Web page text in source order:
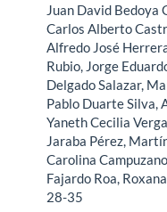
Juan David Bedoya
Carlos Alberto
Alfredo José
Rubio, Jorge
Delgado Salazar,
Pablo Duarte Silva,
Yaneth Cecilia
Jaraba Pérez,
Carolina
Fajardo Roa,
28-35